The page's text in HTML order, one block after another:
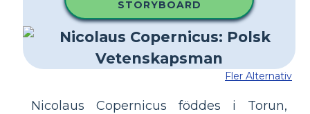
STORYBOARD
Fler Alternativ
Nicolaus Copernicus föddes i Torun,